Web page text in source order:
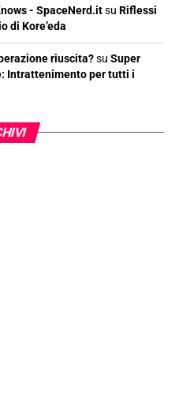
- SpaceNerd.itsu Riflessi
di Kore’eda
riuscita?su Super
Intrattenimento per tutti i